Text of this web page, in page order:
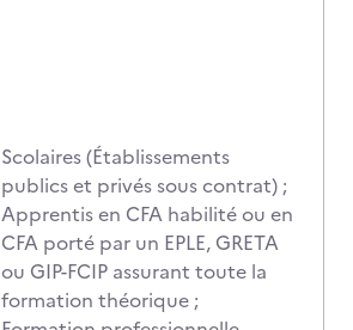
Scolaires (Établissements
publics et privés sous contrat) ;
Apprentis en CFA habilité ou en
CFA porté par un EPLE, GRETA
ou GIP-FCIP assurant toute la
formation théorique ;